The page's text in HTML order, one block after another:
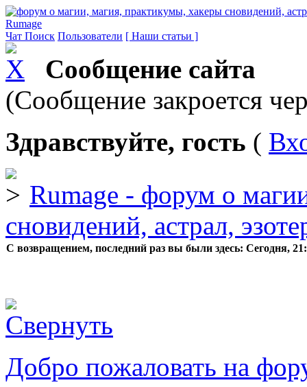
Rumage
Чат Поиск Пользователи [ Наши статьи ]
Сообщение сайта
(Сообщение закроется
Здравствуйте, гость (
Rumage - форум о
сновидений, астрал,
С возвращением, последний раз вы были здесь: Сегодня,
Добро пожаловать на